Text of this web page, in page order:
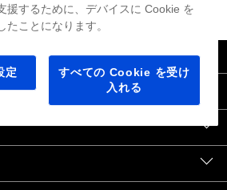
援するために、デバイスに Cookie を
ことになります。
定
すべての Cookie を受け
入れる